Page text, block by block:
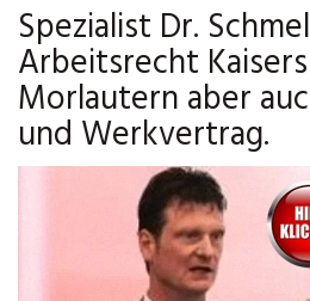
Spezialist Dr.
Arbeitsrecht
Morlautern aber
und Werkvertrag.